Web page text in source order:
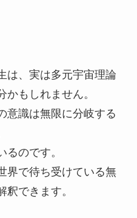
は、実は多元宇宙理論
もしれません。
意識は無限に分岐する
のです。
界で待ち受けている無
釈できます。